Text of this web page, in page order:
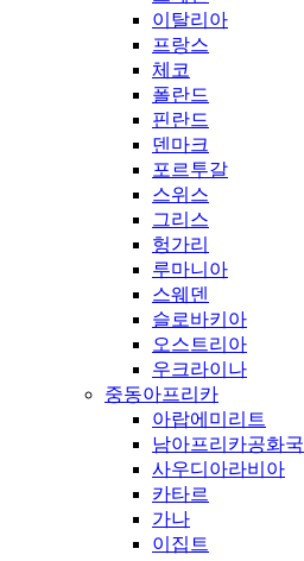
이탈리아
프랑스
체코
폴란드
핀란드
덴마크
포르투갈
스위스
그리스
헝가리
루마니아
스웨덴
슬로바키아
오스트리아
우크라이나
중동아프리카
아랍에미리트
남아프리카공화국
사우디아라비아
카타르
가나
이집트